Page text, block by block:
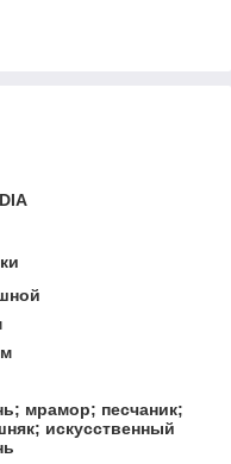
мрамор; песчаник;
искусственный